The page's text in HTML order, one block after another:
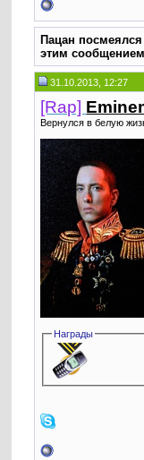
Пацан
этим
31.10.2013, 12:27
[Rap]
Вернулся в белую
Награды